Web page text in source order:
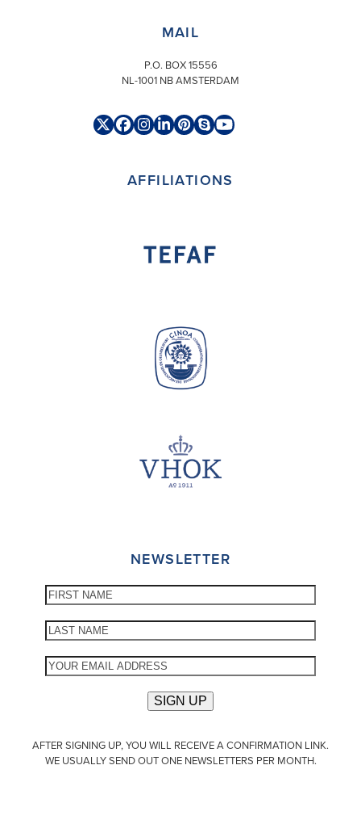
MAIL
P.O. BOX 15556
NL-1001 NB AMSTERDAM
TwitterFacebook
Instagram
LinkedIn
Pinterest
SkypeYouTube
AFFILIATIONS
NEWSLETTER
AFTER SIGNING UP, YOU WILL RECEIVE A CONFIRMATION LINK.
WE USUALLY SEND OUT ONE NEWSLETTERS PER MONTH.